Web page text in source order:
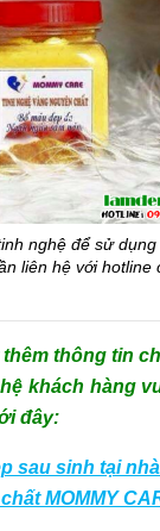
nghệ để sử
liên hệ với hotline
thông tin
khách hàng
đây:
sau sinh tại
MOMMY